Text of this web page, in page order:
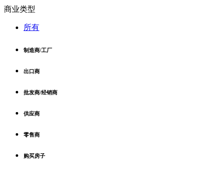
商业类型
所有
制造商/工厂
出口商
批发商/经销商
供应商
零售商
购买房子